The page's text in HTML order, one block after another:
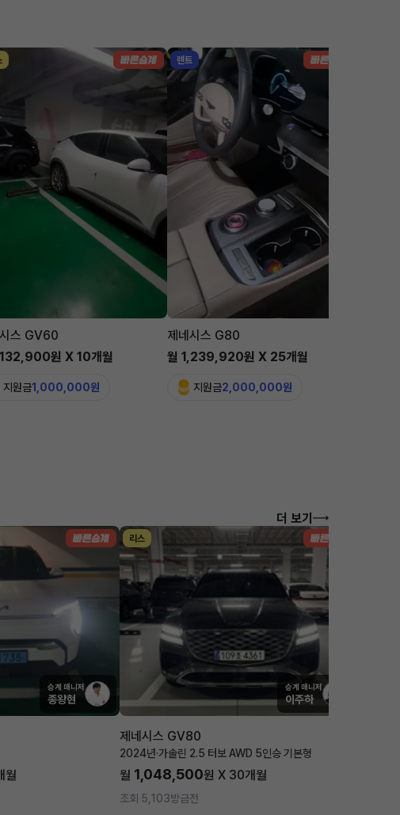
스 GV60
원 X 10개월
지원금1,000,000원
렌트
제네시스 G80
월 1,239,920원 X 25개월
지원금2,000,000원
더 보기
승계 매니저
종왕현
월
리스
승계 매니저
이주하
제네시스 GV80
2024년·가솔린 2.5 터보 AWD 5인승 기본형
월 1,048,500원 X 30개월
조회 5,103방금전